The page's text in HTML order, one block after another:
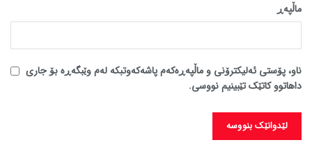
ماڵپه‌ڕ
ناو، پۆستی ئەلیکترۆنی و ماڵپەڕەکەم پاشەکەوتبکە لەم وێبگەڕە بۆ جاری
داهاتوو کاتێک تێبینیم نووسی.